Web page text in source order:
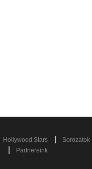
Hollywood Stars Sorozatok
Partnereink